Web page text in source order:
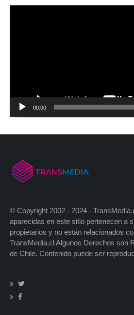
00:00
© Copyright 2002 - 2024 -
aparecidas en este sitio pertenecen a
propietarios y no están relacionados
TransMedia.cl Algunos Derechos son
de Chile. Contenido puede ser